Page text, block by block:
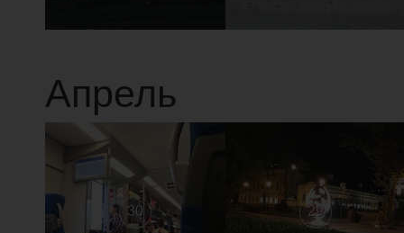
Апрель
30 29